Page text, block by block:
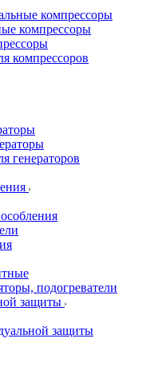
компрессоры
компрессоры
компрессоров
генераторов
подогреватели
защиты
защиты